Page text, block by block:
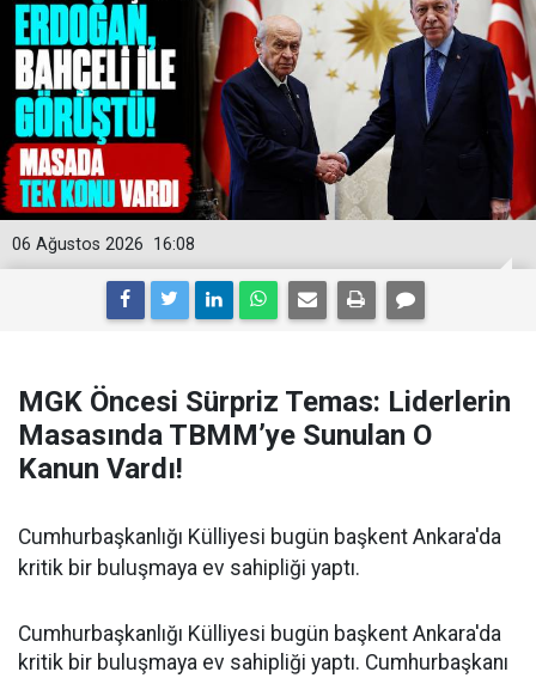
16:08
06 Ağustos 2026
MGK Öncesi Sürpriz Temas: Liderlerin
Masasında TBMM’ye Sunulan O
Kanun Vardı!
Cumhurbaşkanlığı Külliyesi bugün başkent Ankara'da
kritik bir buluşmaya ev sahipliği yaptı.
Cumhurbaşkanlığı Külliyesi bugün başkent Ankara'da
kritik bir buluşmaya ev sahipliği yaptı. Cumhurbaşkanı